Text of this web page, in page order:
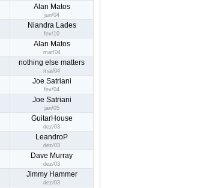
Alan Matos
jun/04
Niandra Lades
fev/10
Alan Matos
mar/04
nothing else matters
mai/04
Joe Satriani
fev/04
Joe Satriani
jan/05
GuitarHouse
dez/03
LeandroP
dez/03
Dave Murray
dez/03
Jimmy Hammer
dez/03